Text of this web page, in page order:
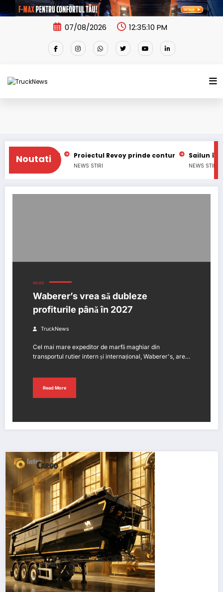
Skip
to
07/08/2026 12:35:11 PM
NoutatiProiectul Revoy prinde contur
STIRI
Sailun își extinde
NEWS
Waberer’s vrea să dubleze
profiturile până în 2027
TruckNews
Cel mai mare expeditor de marfă maghiar din
transportul rutier intern și internațional, Waberer's, are…
Read More